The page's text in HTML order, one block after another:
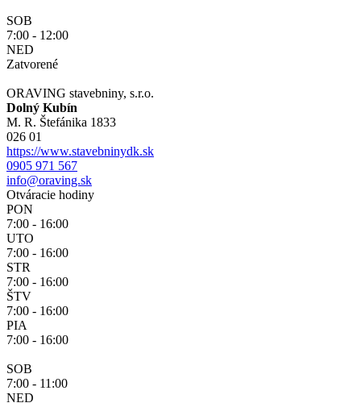
SOB
7:00 - 12:00
NED
Zatvorené
ORAVING stavebniny, s.r.o.
Dolný Kubín
M. R. Štefánika 1833
026 01
https://www.stavebninydk.sk
0905 971 567
info@oraving.sk
Otváracie hodiny
PON
7:00 - 16:00
UTO
7:00 - 16:00
STR
7:00 - 16:00
ŠTV
7:00 - 16:00
PIA
7:00 - 16:00
SOB
7:00 - 11:00
NED